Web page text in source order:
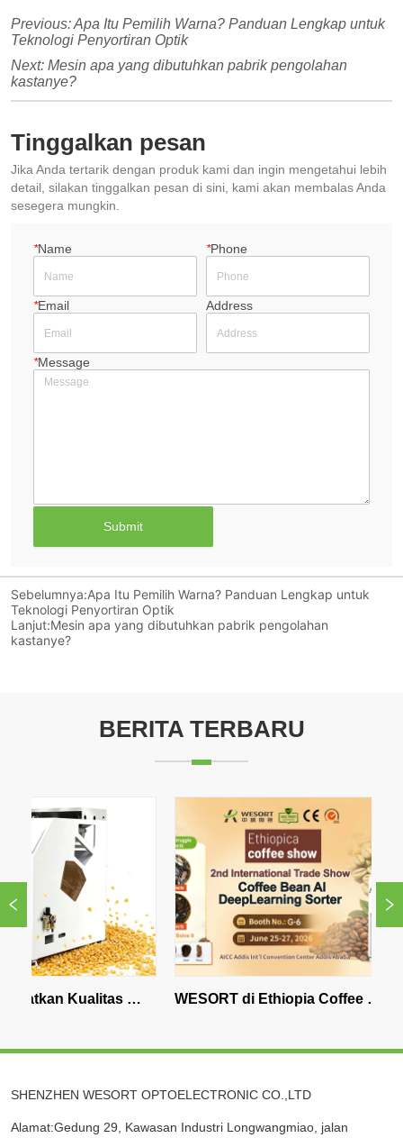
Previous:Apa Itu Pemilih Warna? Panduan Lengkap untuk
Teknologi Penyortiran Optik
Next:Mesin apa yang dibutuhkan pabrik pengolahan
kastanye?
Tinggalkan pesan
Jika Anda tertarik dengan produk kami dan ingin mengetahui lebih
detail, silakan tinggalkan pesan di sini, kami akan membalas Anda
sesegera mungkin.
*Name *Phone
*Email Address
*Message
Submit
Sebelumnya:Apa Itu Pemilih Warna? Panduan Lengkap untuk
Teknologi Penyortiran Optik
Lanjut:Mesin apa yang dibutuhkan pabrik pengolahan
kastanye?
BERITA TERBARU
Kualitas
WESORT di Ethiopia Coffee
Kopi AI untuk Pengolahan Kopi
SHENZHEN WESORT OPTOELECTRONIC CO.,LTD
Alamat:Gedung 29, Kawasan Industri Longwangmiao, jalan